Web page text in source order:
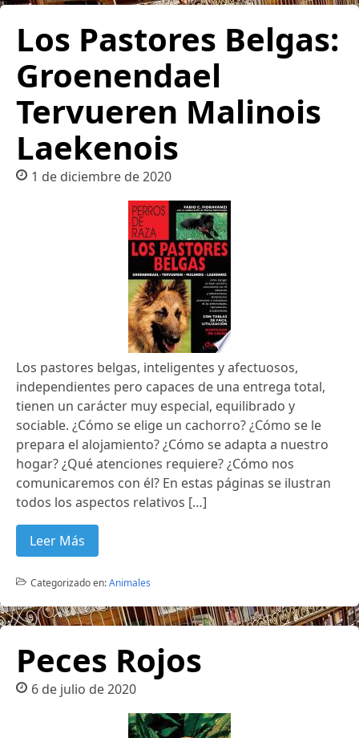
Los Pastores Belgas:
Groenendael
Tervueren Malinois
Laekenois
1 de diciembre de 2020
Los pastores belgas, inteligentes y afectuosos,
independientes pero capaces de una entrega total,
tienen un carácter muy especial, equilibrado y
sociable. ¿Cómo se elige un cachorro? ¿Cómo se le
prepara el alojamiento? ¿Cómo se adapta a nuestro
hogar? ¿Qué atenciones requiere? ¿Cómo nos
comunicaremos con él? En estas páginas se ilustran
todos los aspectos relativos […]
Leer Más
Categorizado en:Animales
Peces Rojos
6 de julio de 2020